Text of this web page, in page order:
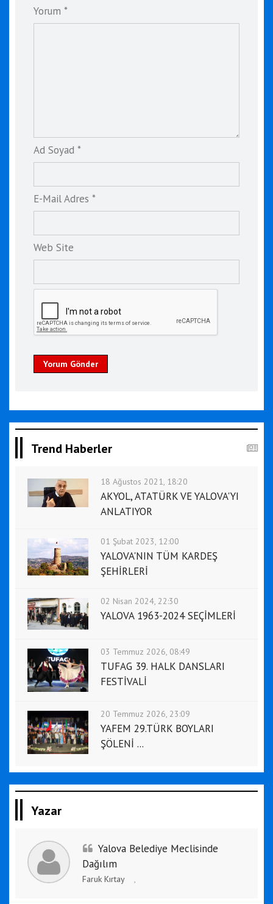
Yorum *
Ad Soyad *
E-Mail Adres *
Web Site
Yorum Gönder
Trend Haberler
18 Ağustos 2021, 18:20
AKYOL, ATATÜRK VE YALOVA'YI
ANLATIYOR
01 Şubat 2023, 12:00
YALOVA'NIN TÜM KARDEŞ
ŞEHİRLERİ
02 Nisan 2024, 22:30
YALOVA 1963-2024 SEÇİMLERİ
03 Temmuz 2026, 08:49
TUFAG 39. HALK DANSLARI
FESTİVALİ
20 Temmuz 2026, 23:09
YAFEM 29.TÜRK BOYLARI
ŞÖLENİ ...
Yazar
Yalova Belediye Meclisinde
Dağılım
Faruk Kırtay ,